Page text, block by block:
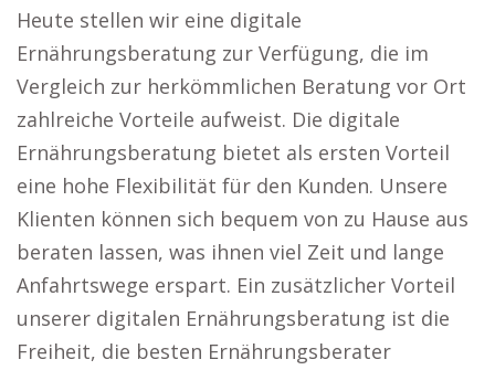
Heute stellen wir eine digitale
Ernährungsberatung zur Verfügung, die im
Vergleich zur herkömmlichen Beratung vor Ort
zahlreiche Vorteile aufweist. Die digitale
Ernährungsberatung bietet als ersten Vorteil
eine hohe Flexibilität für den Kunden. Unsere
Klienten können sich bequem von zu Hause aus
beraten lassen, was ihnen viel Zeit und lange
Anfahrtswege erspart. Ein zusätzlicher Vorteil
unserer digitalen Ernährungsberatung ist die
Freiheit, die besten Ernährungsberater